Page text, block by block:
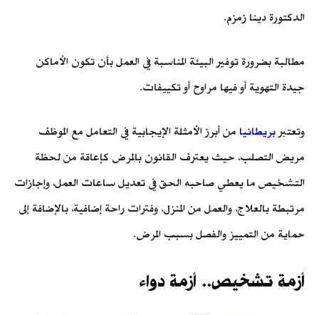
الدكتورة دينا زمزم.
مطالبة بضرورة توفير البيئة المناسبة في العمل بأن تكون الأماكن
جيدة التهوية أو فيها مراوح أو تكييفات.
وتعتبر بريطانيا من أبرز الأمثلة الإيجابية في التعامل مع الموظف
مريض التصلب، حيث يعترف القانون بالمرض كإعاقة من لحظة
التشخيص ما يعطي صاحبه الحق في تعديل ساعات العمل، وإجازات
مرتبطة بالعلاج، والعمل من المنزل، وفترات راحة إضافية، بالإضافة إلى
حماية من التمييز والفصل بسبب المرض.
أزمة تشخيص.. أزمة دواء